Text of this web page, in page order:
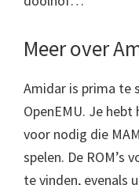
Meer over
Amidar is prima te
OpenEMU. Je hebt
voor nodig die
spelen. De ROM’s
te vinden, evenals